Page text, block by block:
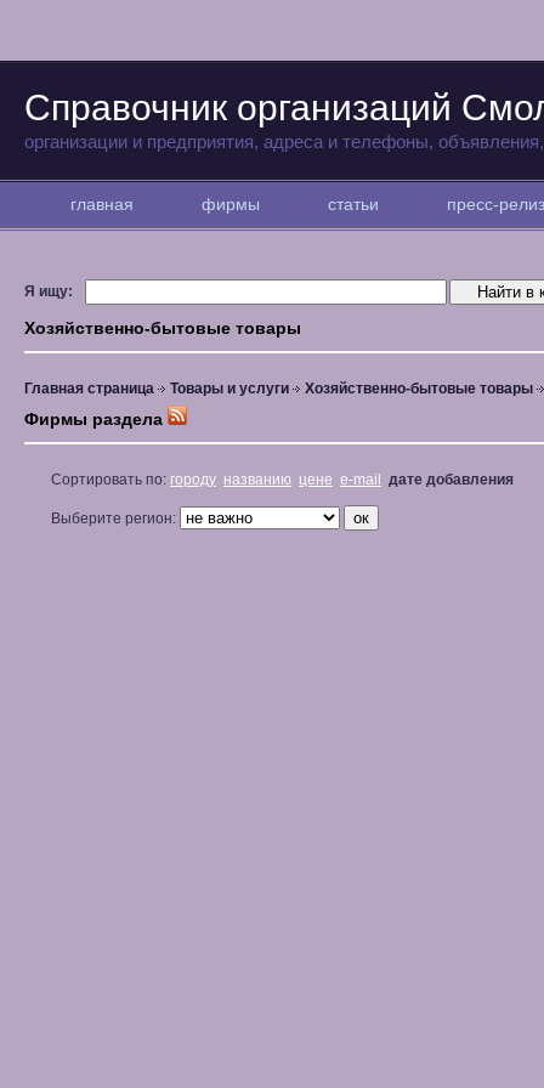
Справочник организаций
организации и предприятия, адреса и телефоны,
главная фирмы статьи пресс-
Я ищу:
Хозяйственно-бытовые товары
Главная страница Товары и услуги Хозяйственно-бытовые товары
Фирмы раздела
Сортировать по: городу названию цене e-mail дате добавления
Выберите регион: